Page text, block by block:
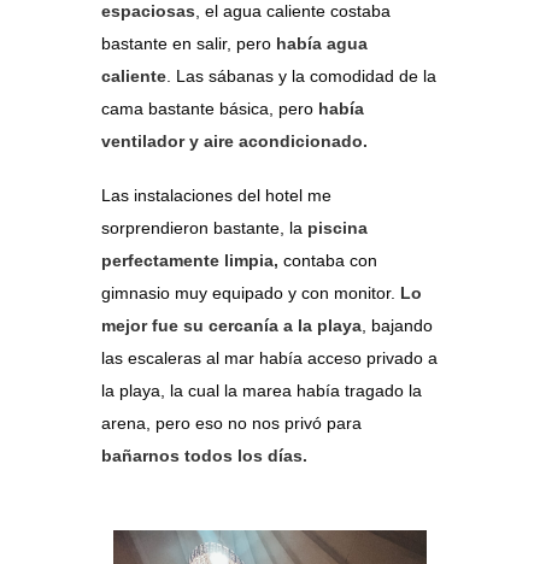
espaciosas , el agua caliente costaba
bastante en salir, pero había agua
caliente . Las sábanas y la comodidad de la
cama bastante básica, pero había
ventilador y aire acondicionado.
Las instalaciones del hotel me
sorprendieron bastante, la piscina
perfectamente limpia, contaba con
gimnasio muy equipado y con monitor. Lo
mejor fue su cercanía a la playa , bajando
las escaleras al mar había acceso privado a
la playa, la cual la marea había tragado la
arena, pero eso no nos privó para
bañarnos todos los días.